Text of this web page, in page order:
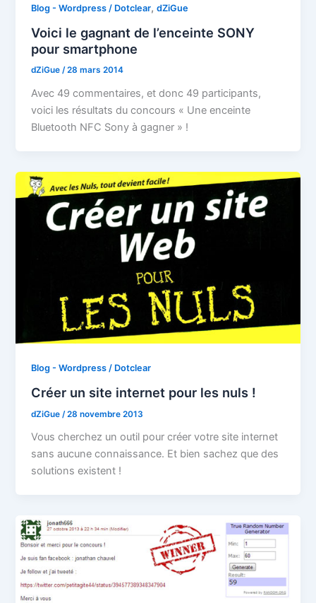
Blog - Wordpress / Dotclear,dZiGue
Voici le gagnant de l’enceinte SONY
pour smartphone
dZiGue/28 mars 2014
Avec 49 commentaires, et donc 49 participants,
voici les résultats du concours « Une enceinte
Bluetooth NFC Sony à gagner » !
Blog - Wordpress / Dotclear
Créer un site internet pour les nuls !
dZiGue /28 novembre 2013
Vous cherchez un outil pour créer votre site internet
sans aucune connaissance. Et bien sachez que des
solutions existent !